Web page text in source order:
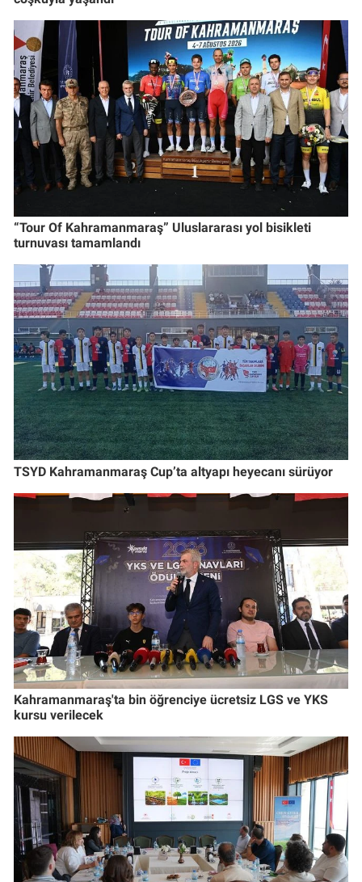
“Tour Of Kahramanmaraş” Uluslararası yol bisikleti
turnuvası tamamlandı
TSYD Kahramanmaraş Cup’ta altyapı heyecanı sürüyor
Kahramanmaraş'ta bin öğrenciye ücretsiz LGS ve YKS
kursu verilecek